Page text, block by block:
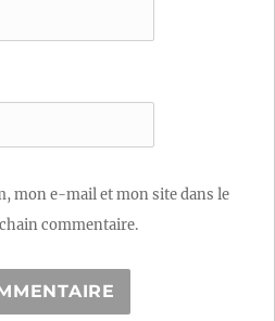
mon e-mail et mon site dans le
commentaire.